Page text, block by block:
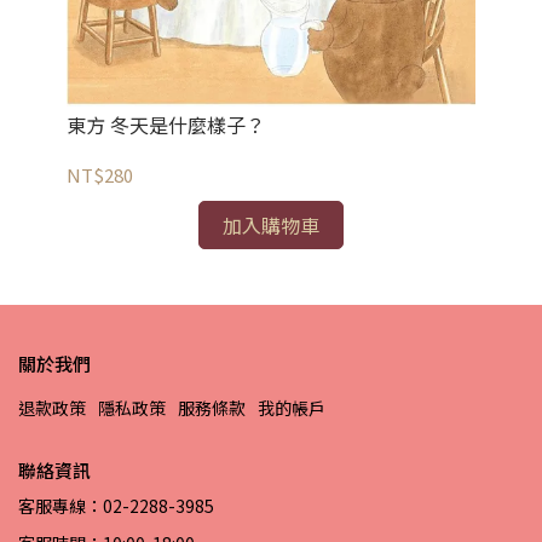
東方 冬天是什麼樣子？
NT$280
加入購物車
關於我們
退款政策 隱私政策 服務條款 我的帳戶
聯絡資訊
客服專線：02-2288-3985